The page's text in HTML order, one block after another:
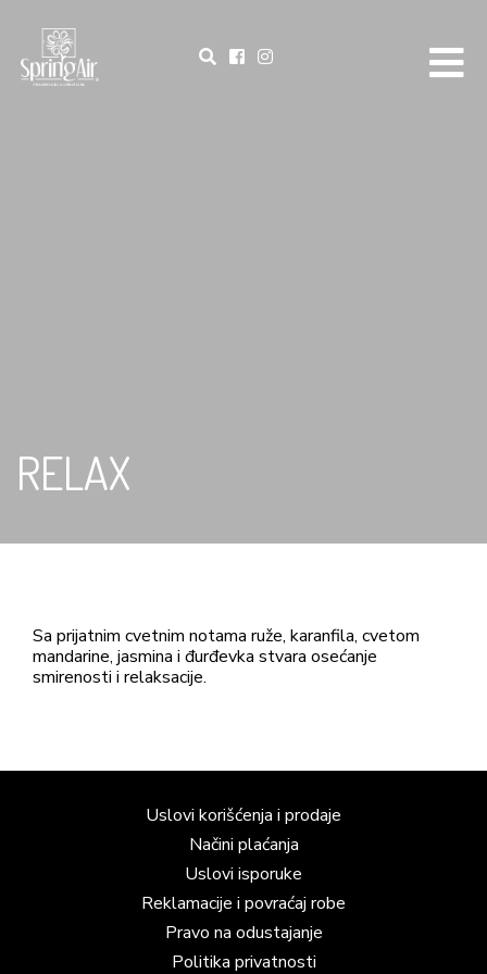
RELAX
Sa prijatnim cvetnim notama ruže, karanfila, cvetom
mandarine, jasmina i đurđevka stvara osećanje
smirenosti i relaksacije.
Uslovi korišćenja i prodaje
Načini plaćanja
Uslovi isporuke
Reklamacije i povraćaj robe
Pravo na odustajanje
Politika privatnosti